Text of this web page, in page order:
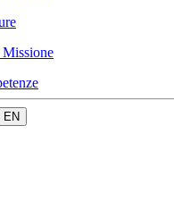
Missione
EN